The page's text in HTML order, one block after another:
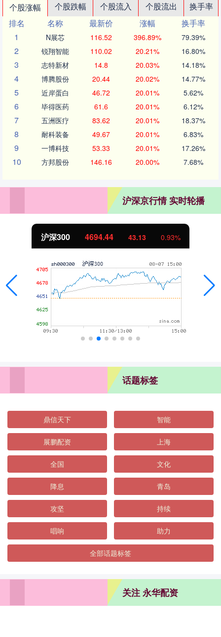
个股涨幅 个股跌幅 个股流入 个股流出
换手率
排名
名称 最新价 涨幅
换手率
1
N展芯 116.52 396.89% 79.39%
2 锐翔智能 110.02 20.21% 16.80%
3 志特新材 14.8 20.03% 14.18%
4 博腾股份 20.44 20.02% 14.77%
5 近岸蛋白 46.72 20.01% 5.62%
6 毕得医药 61.6 20.01% 6.12%
7 五洲医疗 83.62 20.01% 18.37%
8 耐科装备 49.67 20.01% 6.83%
9 一博科技 53.33 20.01% 17.26%
10 方邦股份 146.16 20.00% 7.68%
沪深京行情 实时轮播
北证50 1134.24 11.37 1.01%
话题标签
鼎信天下 智能
展鹏配资 上海
全国 文化
降息 青岛
攻坚 持续
唱响 助力
全部话题标签
关注 永华配资